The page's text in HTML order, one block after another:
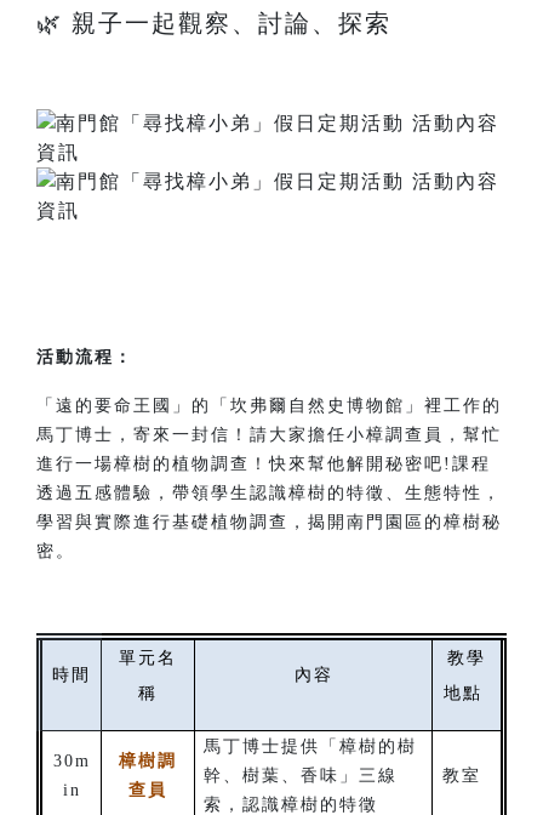
🌿 親子一起觀察、討論、探索
活動流程：
「遠的要命王國」的「坎弗爾自然史博物館」裡工作的
馬丁博士，寄來一封信！請大家擔任小樟調查員，幫忙
進行一場樟樹的植物調查！快來幫他解開秘密吧!課程
透過五感體驗，帶領學生認識樟樹的特徵、生態特性，
學習與實際進行基礎植物調查，揭開南門園區的樟樹秘
密。
時間
單元名
稱
內容
教學
地點
30m
in
樟樹調
查員
馬丁博士提供「樟樹的樹
幹、樹葉、香味」三線
索，認識樟樹的特徵
教室